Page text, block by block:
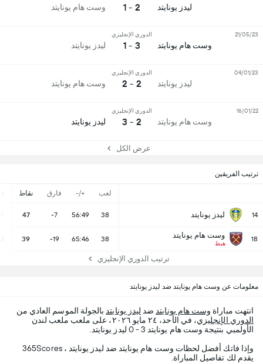
ترتيب الفريقين
لعب +/- فارق نقاط
14 ليدز يونايتد 38
56:49
-7
47
18 وست هام يونايتد
هبط
38
65:46
-19
39
ترتيب الدوري الإنجليزي
ليدز يونايتد 2 - 1 وست هام يونايتد
وست هام يونايتد
الدوري الإنجليزي
3 - 1 ليدز يونايتد
21/05/23
ليدز يونايتد
الدوري الإنجليزي
2 - 2 وست هام يونايتد
04/01/23
وست هام يونايتد
الدوري الإنجليزي
2 - 3 ليدز يونايتد
16/01/22
عرض الكل
معلومات عن وست هام يونايتد ضد ليدز يونايتد
انتهت مباراة وست هام يونايتد ضد ليدز يونايتد بالجولة الموسم العادي من
الدوري الإنجليزي
، في الأحد، ٢٤ مايو ٢٠٢٦، على ملعب ملعب لندن
الأولمبي بنتيجة وست هام يونايتد 3 - 0 ليدز يونايتد.
وإذا فاتك أفضل لحظات وست هام يونايتد ضد ليدز يونايتد ، 365Scores
يقدم لك تفاصيل المباراة.